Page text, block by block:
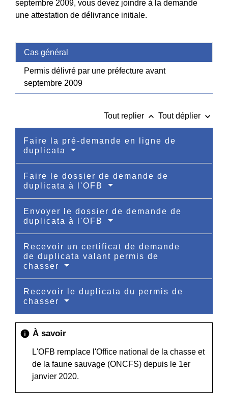
septembre 2009, vous devez joindre à la demande
une attestation de délivrance initiale.
Cas général
Permis délivré par une préfecture avant
septembre 2009
Tout replier keyboard_arrow_up Tout déplier keyboard_arrow_down
Faire la pré-demande en ligne de
duplicata
Faire le dossier de demande de
duplicata à l'OFB
Envoyer le dossier de demande de
duplicata à l'OFB
Recevoir un certificat de demande
de duplicata valant permis de
chasser
Recevoir le duplicata du permis de
chasser
info À savoir
L'OFB remplace l'Office national de la chasse et
de la faune sauvage (ONCFS) depuis le 1er
janvier 2020.